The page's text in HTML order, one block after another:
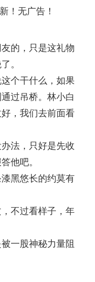
！无广告！
的，只是这礼物
了。
个干什么，如果
过吊桥。林小白
，我们去前面看
法，只好是先收
答他吧。
黑悠长的约莫有
不过看样子，年
一股神秘力量阻